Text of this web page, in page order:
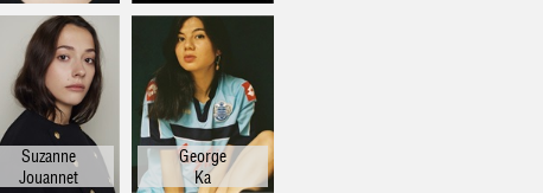
Suzanne
Jouannet
George
Ka